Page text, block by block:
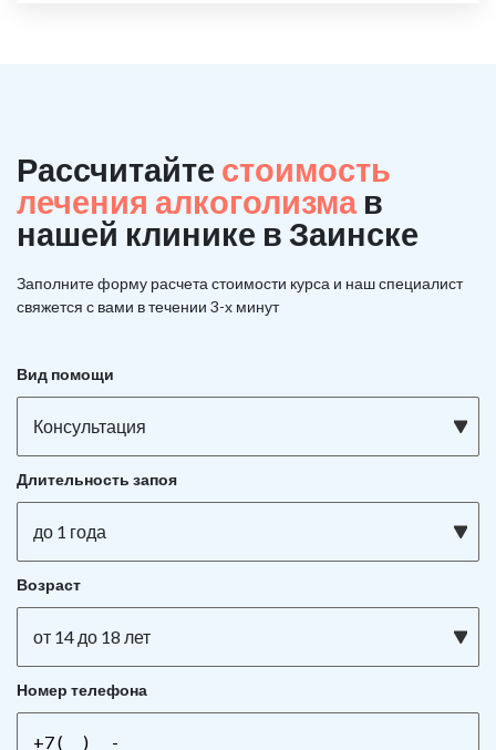
Рассчитайте стоимость
лечения алкоголизма в
нашей клинике в Заинске
Заполните форму расчета стоимости курса и наш специалист
свяжется с вами в течении 3-х минут
Вид помощи
Консультация
Длительность запоя
до 1 года
Возраст
от 14 до 18 лет
Номер телефона